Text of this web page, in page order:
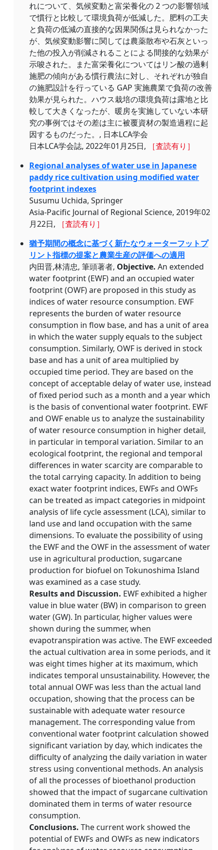
れについて、気候変動と富栄養化の 2 つの影響領域
で慣行と比較して環境負荷が低減した。肥料の工夫
と負荷の低減の直接的な因果関係は見られなかった
が、気候変動影響に関しては農薬散布や石灰といっ
た他の投入が削減されることによる間接的な効果が
示唆された。また富栄養化についてはリン酸の過剰
施肥の傾向がある慣行農法に対し、それぞれが独自
の施肥設計を行っている GAP 実施農業で負荷の改善
効果が見られた。ハウス栽培の環境負荷は露地と比
較して大きくなったが、暖房を実施していない本研
究の事例ではその差は主に被覆資材の製造過程に起
因するものだった。, 日本LCA学会
日本LCA学会誌, 2022年01月25日,
［査読有り］
Regional analyses of water use in Japanese
paddy rice cultivation using modified water
footprint indexes
Susumu Uchida, Springer
Asia-Pacific Journal of Regional Science, 2019年02
月22日,
［査読有り］
猶予期間の概念に基づく新たなウォーターフットプ
リント指標の提案と農業生産の評価への適用
内田晋,林清忠, 筆頭著者, Objective. An extended
water footprint (EWF) and an occupied water
footprint (OWF) are proposed in this study as
indices of water resource consumption. EWF
represents the burden of water resource
consumption in flow base, and has a unit of area
in which the water supply equals to the subject
consumption. Similarly, OWF is derived in stock
base and has a unit of area multiplied by
occupied time period. They are based on the
concept of acceptable delay of water use, instead
of fixed period such as a month and a year which
is the basis of conventional water footprint. EWF
and OWF enable us to analyze the sustainability
of water resource consumption in higher detail,
in particular in temporal variation. Similar to an
ecological footprint, the regional and temporal
differences in water scarcity are comparable to
the total carrying capacity. In addition to being
exact water footprint indices, EWFs and OWFs
can be treated as impact categories in midpoint
analysis of life cycle assessment (LCA), similar to
land use and land occupation with the same
dimensions. To evaluate the possibility of using
the EWF and the OWF in the assessment of water
use in agricultural production, sugarcane
production for biofuel on Tokunoshima Island
was examined as a case study.
Results and Discussion. EWF exhibited a higher
value in blue water (BW) in comparison to green
water (GW). In particular, higher values were
shown during the summer, when
evapotranspiration was active. The EWF exceeded
the actual cultivation area in some periods, and it
was eight times higher at its maximum, which
indicates temporal unsustainability. However, the
total annual OWF was less than the actual land
occupation, showing that the process can be
sustainable with adequate water resource
management. The corresponding value from
conventional water footprint calculation showed
significant variation by day, which indicates the
difficulty of analyzing the daily variation in water
stress using conventional methods. An analysis
of all the processes of bioethanol production
showed that the impact of sugarcane cultivation
dominated them in terms of water resource
consumption.
Conclusions. The current work showed the
potential of EWFs and OWFs as new indicators